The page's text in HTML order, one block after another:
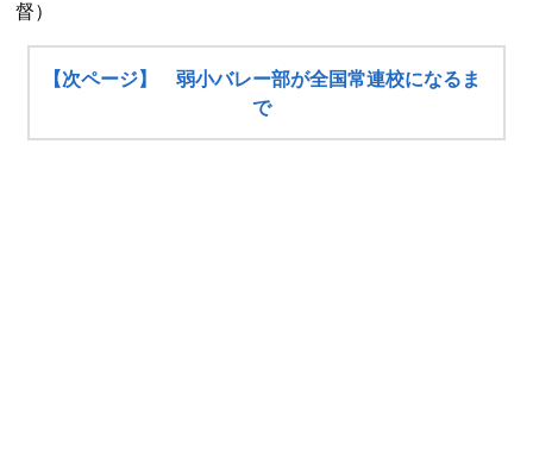
督）
【次ページ】 弱小バレー部が全国常連校になるま
で